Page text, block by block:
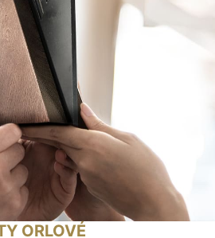
ORLOVÉ